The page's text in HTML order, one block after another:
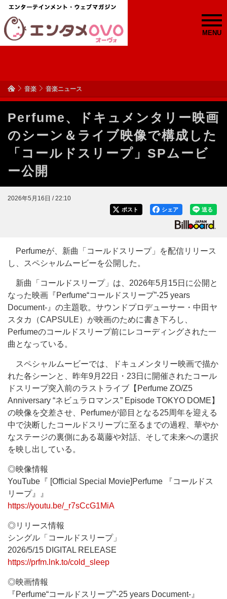
MENU
音楽 音楽ニュース
Perfume、ドキュメンタリー映画
のシーン＆ライブ映像で構成した
「コールドスリープ」SPムービ
ー公開
2026年5月16日 / 22:10
送る
シェア
ポスト
Perfumeが、新曲「コールドスリープ」を配信リリース
し、スペシャルムービーを公開した。
新曲「コールドスリープ」は、2026年5月15日に公開と
なった映画『Perfume“コールドスリープ”-25 years
Document-』の主題歌。サウンドプロデューサー・中田ヤ
スタカ（CAPSULE）が映画のために書き下ろし、
Perfumeのコールドスリープ前にレコーディングされた一
曲となっている。
スペシャルムービーでは、ドキュメンタリー映画で描か
れた各シーンと、昨年9月22日・23日に開催されたコール
ドスリープ突入前のラストライブ【Perfume ZO/Z5
Anniversary “ネビュラロマンス” Episode TOKYO DOME】
の映像を交差させ、Perfumeが節目となる25周年を迎える
中で決断したコールドスリープに至るまでの過程、華やか
なステージの裏側にある葛藤や対話、そして未来への選択
を映し出している。
◎映像情報
YouTube『 [Official Special Movie]Perfume 『コールドス
リープ』』
https://youtu.be/_r7sCcG1MiA
◎リリース情報
シングル「コールドスリープ」
2026/5/15 DIGITAL RELEASE
https://prfm.lnk.to/cold_sleep
◎映画情報
『Perfume“コールドスリープ”-25 years Document-』